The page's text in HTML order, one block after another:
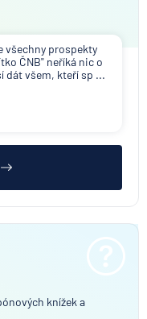
všechny prospekty
ČNB" neříká nic o
dát všem, kteří sp ...
knížek a